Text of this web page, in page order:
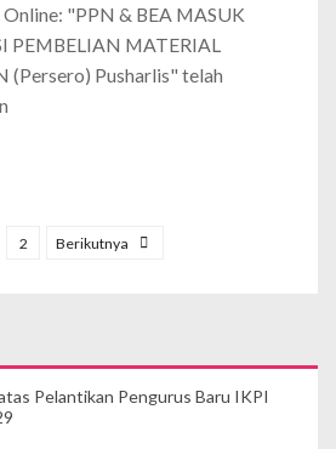
"PPN & BEA MASUK
PEMBELIAN MATERIAL
(Persero) Pusharlis" telah
2 Berikutnya
Pelantikan Pengurus Baru IKPI